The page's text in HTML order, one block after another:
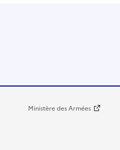
Ministère des Armées